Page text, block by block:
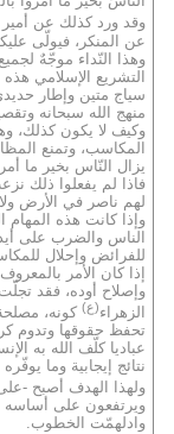
وقد ورد كذلك عن أمير
عن المنكر، فيولّى
وهذا النّداء موجّهٌ
التشريع الإسلامي هذه
سياج متين وإطار
منهج الله سبحانه
وكيف لا يكون كذلك،
المكاسب، وتمنع
يزال النّاس بخير ما
فاذا لم يفعلوا ذلك
لهم ناصر في الأرض
وإذا كانت هذه المهام
الناس والضرب على
للفرائض وإحلال
إذا كان الأمر
وإصلاح أوده، فقد
الزهراء(ع) كونه، مصلحة
تحفظ حقوقها وتدوم
عباديا كلّف الله به
نتائج إيجابية وما
ولهذا الهدف أصبح -
ويرتفعون على أساسه
وادلهمّت الخطوب.